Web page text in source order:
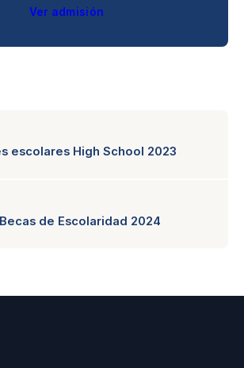
Ver admisión
escolares High School 2023
de Escolaridad 2024